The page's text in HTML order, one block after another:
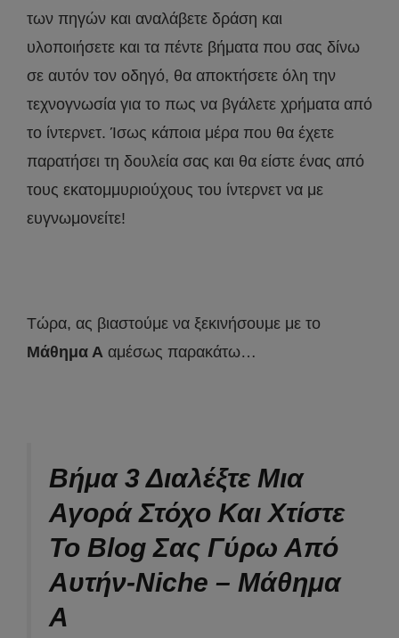
των πηγών και αναλάβετε δράση και
υλοποιήσετε και τα πέντε βήματα που σας δίνω
σε αυτόν τον οδηγό, θα αποκτήσετε όλη την
τεχνογνωσία για το πως να βγάλετε χρήματα από
το ίντερνετ. Ίσως κάποια μέρα που θα έχετε
παρατήσει τη δουλεία σας και θα είστε ένας από
τους εκατομμυριούχους του ίντερνετ να με
ευγνωμονείτε!
Τώρα, ας βιαστούμε να ξεκινήσουμε με το
Μάθημα Α αμέσως παρακάτω…
Βήμα 3 Διαλέξτε Μια
Αγορά Στόχο Και Χτίστε
Το Blog Σας Γύρω Από
Αυτήν-Niche – Μάθημα
Α